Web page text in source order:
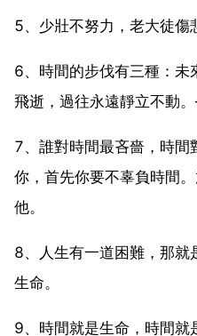
5、少壯不努力，老大徒
6、時間的步伐有三種：未
飛逝，過往永遠靜立不動
7、誰對時間最吝嗇，時間
你，首先你要不辜負時間
他。
8、人生有一道困難，那就
生命。
9、時間就是生命，時間就